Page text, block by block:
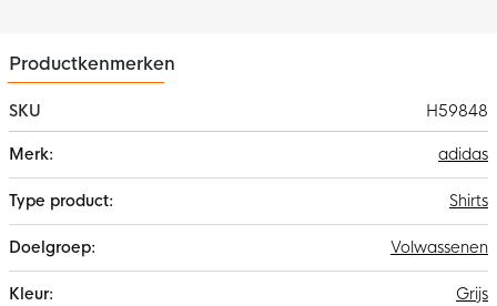
Productkenmerken
SKU
H59848
informatie
adidas
Shirts
Volwassenen
Grijs